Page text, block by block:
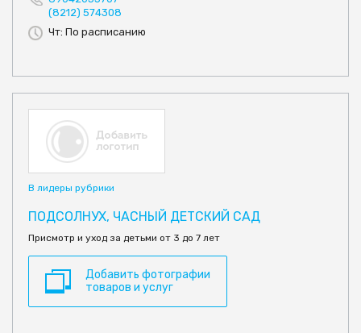
(8212) 574308
Чт: По расписанию
В лидеры рубрики
ПОДСОЛНУХ, ЧАСНЫЙ ДЕТСКИЙ САД
Присмотр и уход за детьми от 3 до 7 лет
Добавить фотографии
товаров и услуг